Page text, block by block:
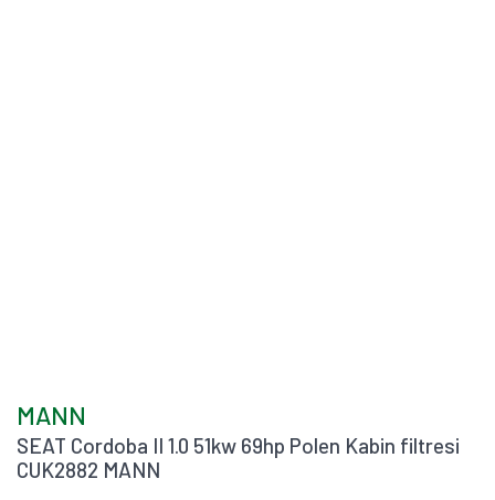
MANN
SEAT Cordoba II 1.0 51kw 69hp Polen Kabin filtresi
CUK2882 MANN